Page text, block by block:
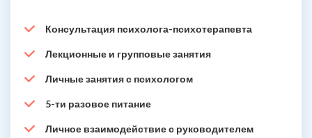
Консультация психолога-психотерапевта
Лекционные и групповые занятия
Личные занятия с психологом
5-ти разовое питание
Личное взаимодействие с руководителем